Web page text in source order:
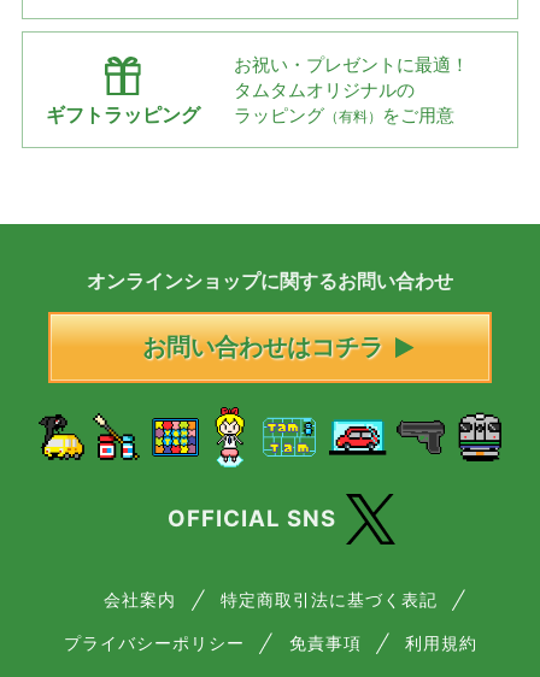
ギフトラッピング
お祝い・プレゼントに最適！
タムタムオリジナルの
ラッピング （有料） をご用意
オンラインショップに関するお問い合わせ
お問い合わせはコチラ
OFFICIAL SNS
会社案内 特定商取引法に基づく表記
プライバシーポリシー 免責事項 利用規約